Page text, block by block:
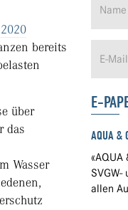
bereits
über
das
Wasser
E-
AQUA &
«AQUA
allen